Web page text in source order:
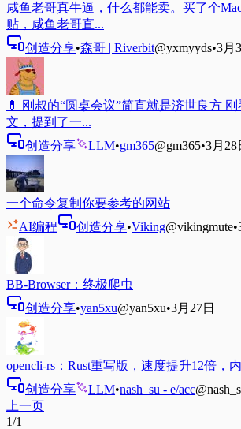
咸鱼老哥真牛逼，什么都能卖。买了个
贴，咸鱼老哥直...
创造分享•森哥 | Riverbit@yxmyyds•3月
💊 刚叔的“圆桌会议”简直就是济世良方
文，提到了一...
创造分享
LLM•gm365@gm365•3月28
一个命令复制你要参考的网站
AI编程
创造分享•Viking@vikingmute•
BB-Browser：终极爬虫
创造分享•yan5xu@yan5xu•3月27日
opencli-rs：Rust重写版，速度提升12倍，
创造分享
LLM•nash_su - e/acc
上一页
1/1